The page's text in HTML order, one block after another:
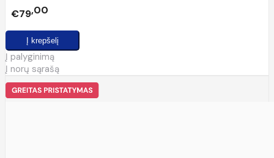
€79 00
Į palyginimą
Į norų sąrašą